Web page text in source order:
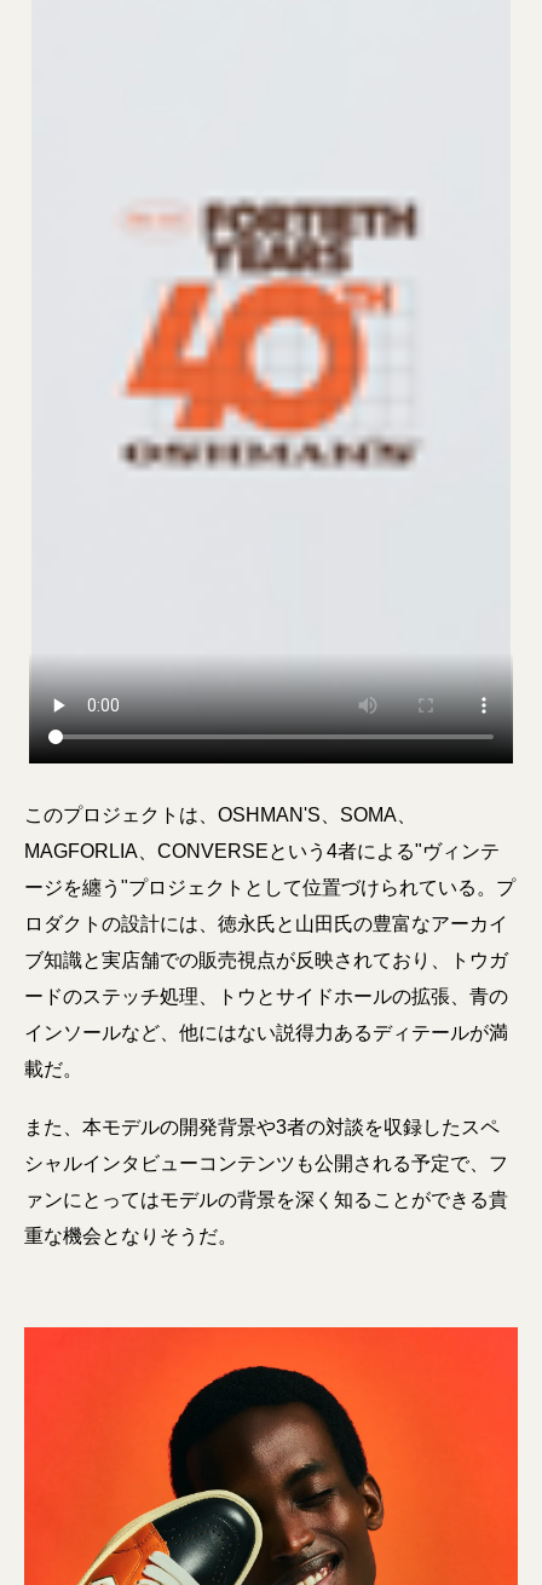
このプロジェクトは、OSHMAN'S、SOMA、
MAGFORLIA、CONVERSEという4者による"ヴィンテ
ージを纏う"プロジェクトとして位置づけられている。プ
ロダクトの設計には、徳永氏と山田氏の豊富なアーカイ
ブ知識と実店舗での販売視点が反映されており、トウガ
ードのステッチ処理、トウとサイドホールの拡張、青の
インソールなど、他にはない説得力あるディテールが満
載だ。
また、本モデルの開発背景や3者の対談を収録したスペ
シャルインタビューコンテンツも公開される予定で、フ
ァンにとってはモデルの背景を深く知ることができる貴
重な機会となりそうだ。